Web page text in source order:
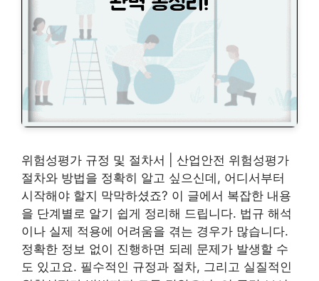
위험성평가 규정 및 절차서 | 산업안전 위험성평가
절차와 방법을 정확히 알고 싶으신데, 어디서부터
시작해야 할지 막막하셨죠? 이 글에서 복잡한 내용
을 단계별로 알기 쉽게 정리해 드립니다. 법규 해석
이나 실제 적용에 어려움을 겪는 경우가 많습니다.
정확한 정보 없이 진행하면 되레 문제가 발생할 수
도 있고요. 필수적인 규정과 절차, 그리고 실질적인